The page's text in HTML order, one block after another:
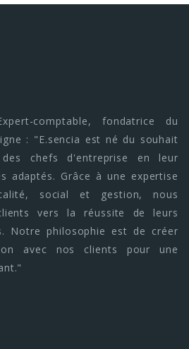
comptable, fondatrice du
: "E.sencia est né du souhait
chefs d'entreprise en leur
adaptés. Grâce à une expertise
social et gestion, nous
vers la réussite de leurs
Notre philosophie est de créer
avec nos clients pour une